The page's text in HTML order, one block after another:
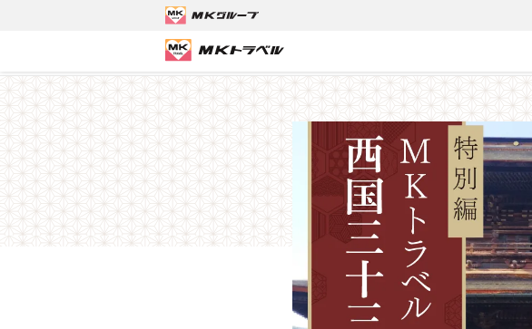
MKトラベルTOP 京都観光タクシーツアー